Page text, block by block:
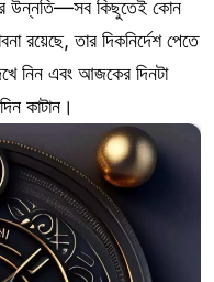
উন্নতি—সব কিছুতেই কোন
রয়েছে, তার দিকনির্দেশ পেতে
নিন এবং আজকের দিনটা
কাটান।